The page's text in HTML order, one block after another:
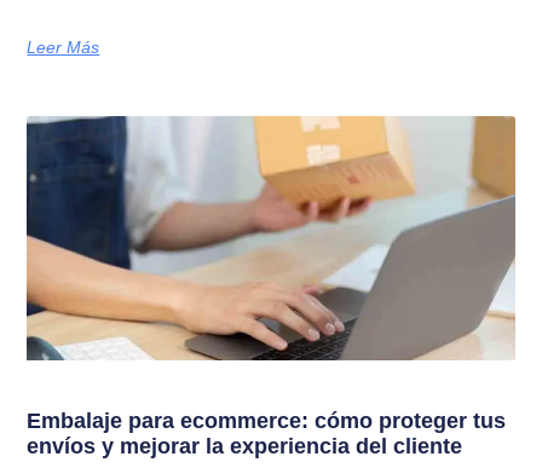
Leer Más
Embalaje para ecommerce: cómo proteger tus
envíos y mejorar la experiencia del cliente